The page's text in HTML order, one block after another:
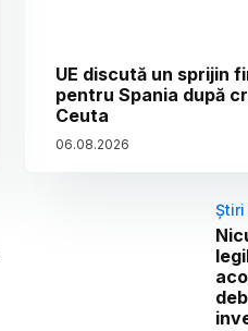
UE discută un sprijin
pentru Spania după
Ceuta
06.08.2026
Știri